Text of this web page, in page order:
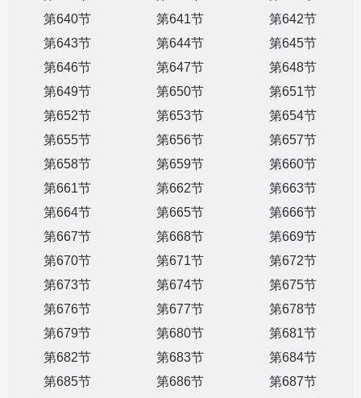
第640节
第641节
第642节
第643节
第644节
第645节
第646节
第647节
第648节
第649节
第650节
第651节
第652节
第653节
第654节
第655节
第656节
第657节
第658节
第659节
第660节
第661节
第662节
第663节
第664节
第665节
第666节
第667节
第668节
第669节
第670节
第671节
第672节
第673节
第674节
第675节
第676节
第677节
第678节
第679节
第680节
第681节
第682节
第683节
第684节
第685节
第686节
第687节